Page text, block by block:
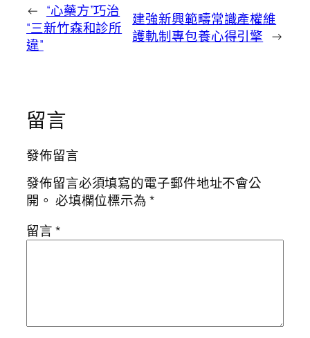
← “心藥方”巧治
“三新竹森和診所
違”
建強新興範疇常識產權維
護軌制專包養心得引擎 →
留言
發佈留言
發佈留言必須填寫的電子郵件地址不會公
開。 必填欄位標示為*
留言*